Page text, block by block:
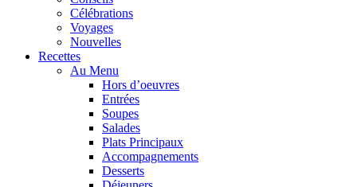
Célébrations
Voyages
Nouvelles
Recettes
Au Menu
Hors d’oeuvres
Entrées
Soupes
Salades
Plats Principaux
Accompagnements
Desserts